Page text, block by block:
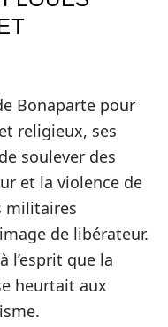
Bonaparte pour
religieux, ses
soulever des
et la violence de
militaires
de libérateur.
l’esprit que la
heurtait aux